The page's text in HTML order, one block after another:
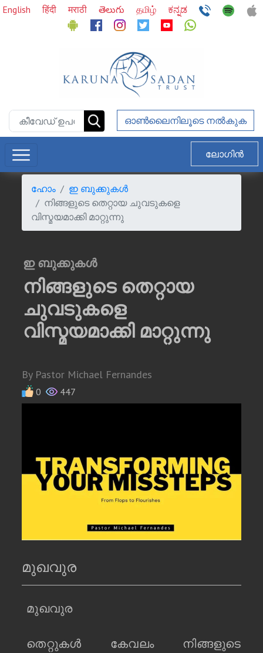
English हिंदी मराठी తెలుగు தமிழ் ಕನ್ನಡ
ഓണ്‍ലൈനിലൂടെ നല്‍കുക
ലോഗിൻ
ഹോം
ഇ ബുക്കുകള്‍
നിങ്ങളുടെ തെറ്റായ ചുവടുകളെ
വിസ്മയമാക്കി മാറ്റുന്നു
ഇ ബുക്കുകള്‍
നിങ്ങളുടെ തെറ്റായ
ചുവടുകളെ
വിസ്മയമാക്കി മാറ്റുന്നു
By Pastor Michael Fernandes
0 447
മുഖവുര
മുഖവുര
തെറ്റുകള്‍ കേവലം നിങ്ങളുടെ